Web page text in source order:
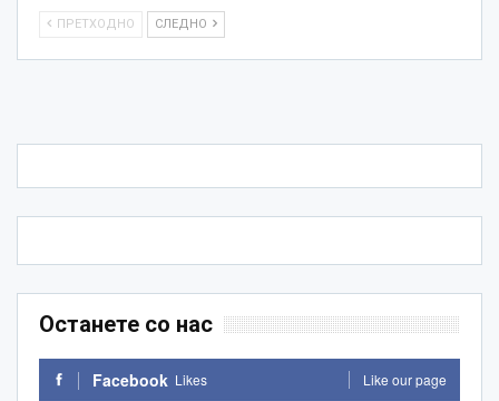
ПРЕТХОДНО СЛЕДНО
Останете со нас
Facebook Likes Like our page